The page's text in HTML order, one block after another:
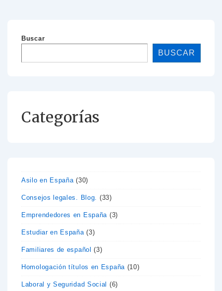
Buscar
BUSCAR
Categorías
Asilo en España(30)
Consejos legales. Blog. (33)
Emprendedores en España (3)
Estudiar en España(3)
Familiares de español (3)
Homologación títulos en España (10)
Laboral y Seguridad Social (6)